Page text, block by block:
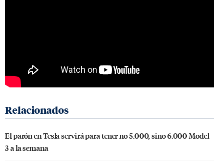
El parón en Tesla servirá para tener no 5.000, sino 6.000 Model
3 a la semana